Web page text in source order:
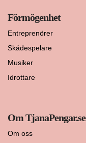
Förmögenhet
Entreprenörer
Skådespelare
Musiker
Idrottare
Om TjanaPengar.se
Om oss